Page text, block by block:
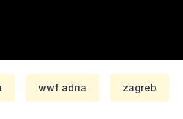
wwf adria zagreb